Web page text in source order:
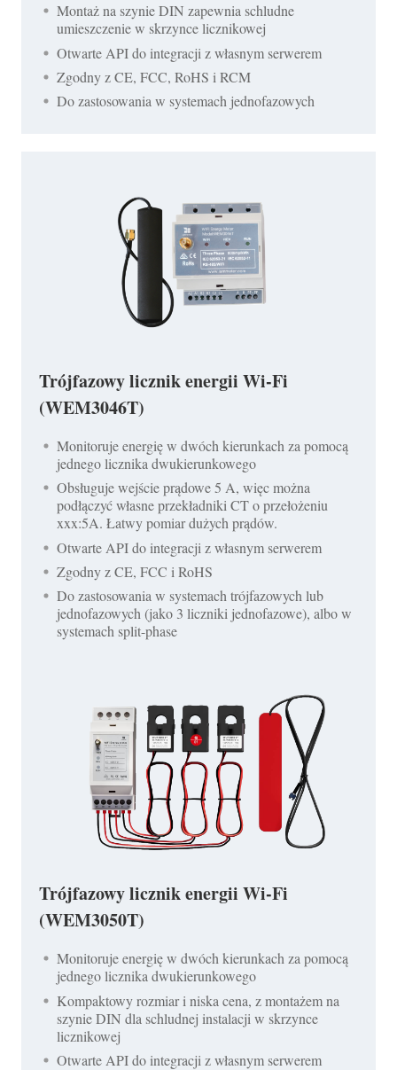
Montaż na szynie DIN zapewnia schludne
umieszczenie w skrzynce licznikowej
Otwarte API do integracji z własnym serwerem
Zgodny z CE, FCC, RoHS i RCM
Do zastosowania w systemach jednofazowych
Trójfazowy licznik energii Wi-Fi
(WEM3046T)
Monitoruje energię w dwóch kierunkach za pomocą
jednego licznika dwukierunkowego
Obsługuje wejście prądowe 5 A, więc można
podłączyć własne przekładniki CT o przełożeniu
xxx:5A. Łatwy pomiar dużych prądów.
Otwarte API do integracji z własnym serwerem
Zgodny z CE, FCC i RoHS
Do zastosowania w systemach trójfazowych lub
jednofazowych (jako 3 liczniki jednofazowe), albo w
systemach split-phase
Trójfazowy licznik energii Wi-Fi
(WEM3050T)
Monitoruje energię w dwóch kierunkach za pomocą
jednego licznika dwukierunkowego
Kompaktowy rozmiar i niska cena, z montażem na
szynie DIN dla schludnej instalacji w skrzynce
licznikowej
Otwarte API do integracji z własnym serwerem